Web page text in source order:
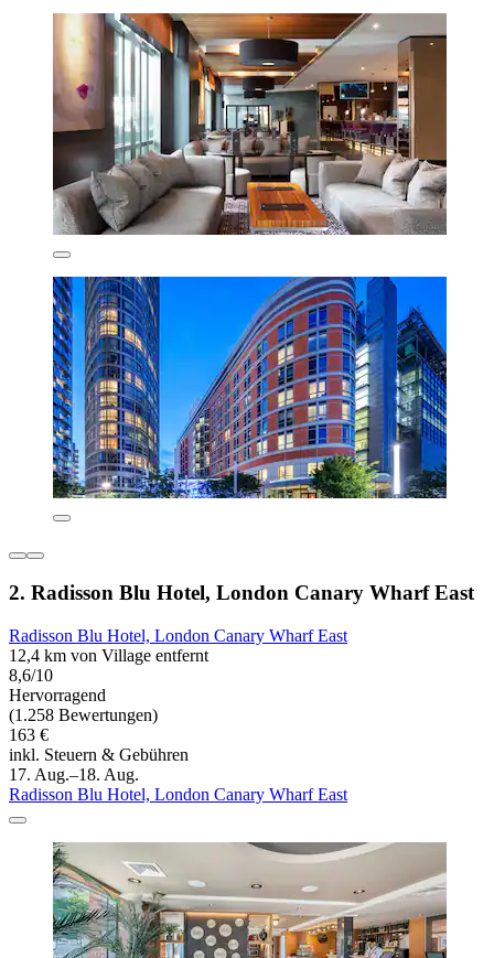
2. Radisson Blu Hotel, London Canary Wharf East
Radisson Blu Hotel, London Canary Wharf East
12,4 km von Village entfernt
8,6/10
Hervorragend
(1.258 Bewertungen)
163 €
inkl. Steuern & Gebühren
17. Aug.–18. Aug.
Radisson Blu Hotel, London Canary Wharf East